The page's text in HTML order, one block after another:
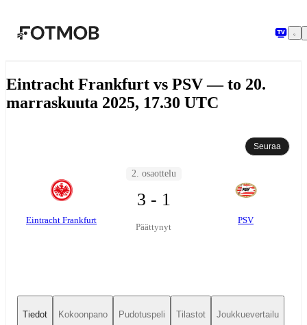
Eintracht Frankfurt vs PSV — to 20.
marraskuuta 2025, 17.30 UTC
Seuraa
Eintracht Frankfurt
2. osaottelu
3 - 1
Päättynyt
PSV
Tiedot Kokoonpano Pudotuspeli Tilastot Joukkuevertailu